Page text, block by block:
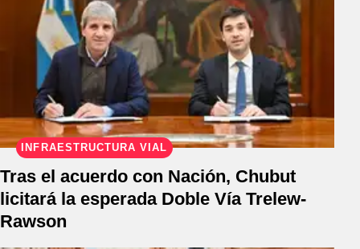
INFRAESTRUCTURA VIAL
Tras el acuerdo con Nación, Chubut
licitará la esperada Doble Vía Trelew-
Rawson